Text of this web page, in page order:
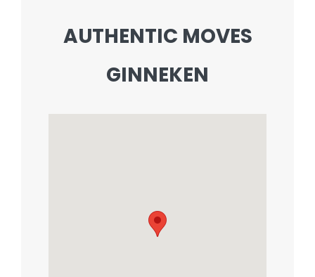
AUTHENTIC MOVES
GINNEKEN